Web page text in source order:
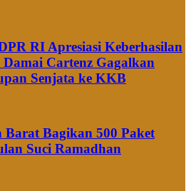
RI Apresiasi Keberhasilan
Damai Cartenz Gagalkan
Senjata ke KKB
Barat Bagikan 500 Paket
Suci Ramadhan